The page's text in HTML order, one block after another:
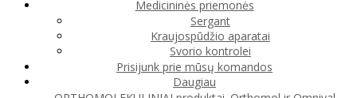
Medicininės priemonės
Sergant
Kraujospūdžio aparatai
Svorio kontrolei
Prisijunk prie mūsų komandos
Daugiau